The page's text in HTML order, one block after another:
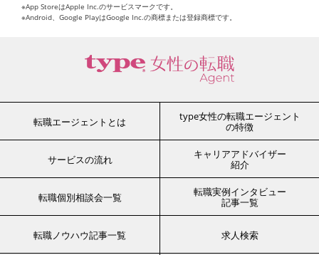
※App StoreはApple Inc.のサービスマークです。
※Android、Google PlayはGoogle Inc.の商標または登録商標です。
転職エージェントとは
type女性の転職エージェント
の特徴
サービスの流れ
キャリアアドバイザー
紹介
転職個別相談会一覧
転職実例インタビュー
記事一覧
転職ノウハウ記事一覧 求人検索